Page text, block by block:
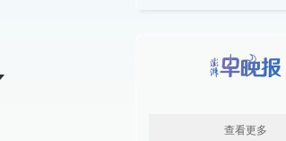
查看更多